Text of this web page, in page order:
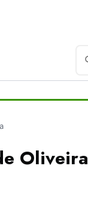
Oliveira